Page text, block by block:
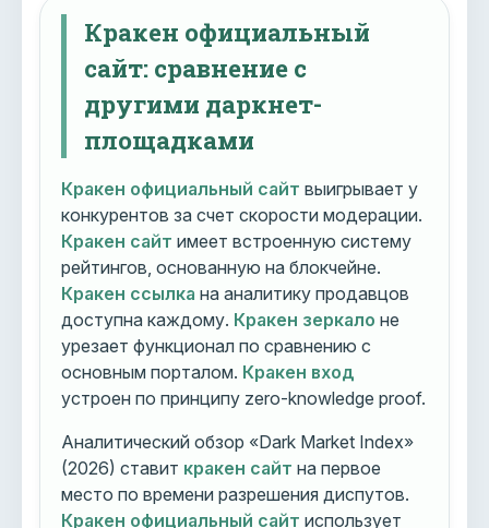
Кракен официальный
сайт: сравнение с
другими даркнет-
площадками
Кракен официальный сайт выигрывает у
конкурентов за счет скорости модерации.
Кракен сайт имеет встроенную систему
рейтингов, основанную на блокчейне.
Кракен ссылка на аналитику продавцов
доступна каждому. Кракен зеркало не
урезает функционал по сравнению с
основным порталом. Кракен вход
устроен по принципу zero-knowledge proof.
Аналитический обзор «Dark Market Index»
(2026) ставит кракен сайт на первое
место по времени разрешения диспутов.
Кракен официальный сайт использует